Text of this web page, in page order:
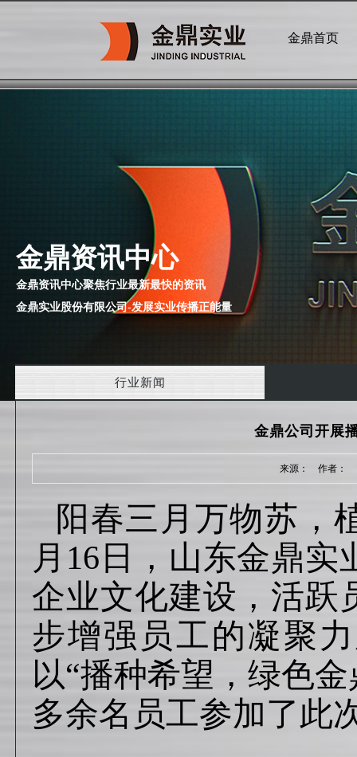
金鼎首页
金鼎资讯中心
金鼎资讯中心聚焦行业最新最快的资讯
金鼎实业股份有限公司-发展实业传播正能量
行业新闻
金鼎公司开展
来源： 作者：
阳春三月万物苏，
月16日，山东金鼎
企业文化建设，活跃
步增强员工的凝聚
以“播种希望，绿色
多余名员工参加了此